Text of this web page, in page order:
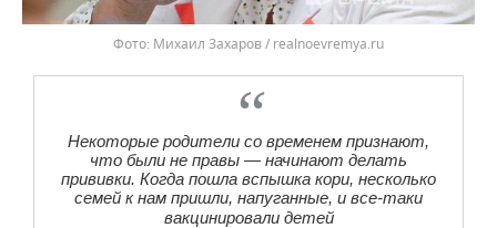
Михаил Захаров / realnoevremya.ru
Некоторые родители со временем признают,
что были не правы — начинают делать
прививки. Когда пошла вспышка кори, несколько
семей к нам пришли, напуганные, и все-таки
вакцинировали детей